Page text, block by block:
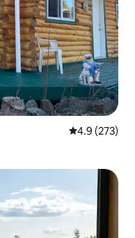
レビュー273
4.9 (273)